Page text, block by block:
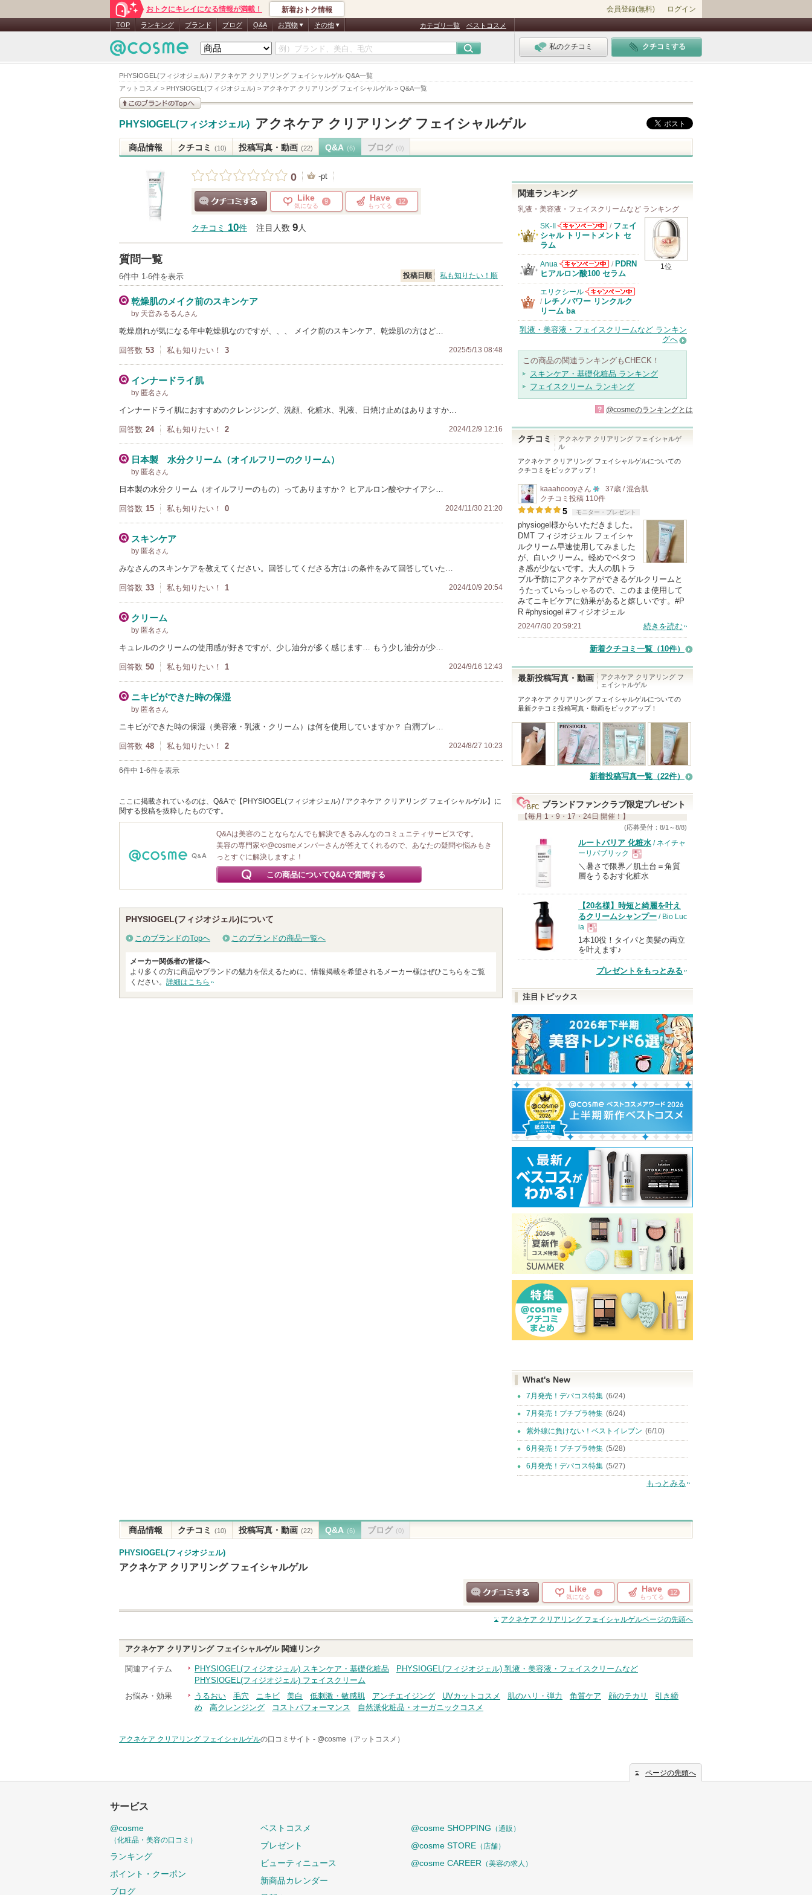
PHYSIOGEL(フィジオジェル) / アクネケア クリアリング フェイシャルゲル Q&A一覧
アットコスメ > PHYSIOGEL(フィジオジェル) > アクネケア クリアリング フェイシャルゲル > Q&A一覧
おトクにキレイになる情報が満載！ 新着おトク情報 会員登録(無料) ログイン
TOP ランキング ブランド ブログ Q&A お買物 その他 カテゴリ一覧 ベストコスメ
私のクチコミ クチコミする
PHYSIOGEL(フィジオジェル) アクネケア クリアリング フェイシャルゲル
商品情報 クチコミ (10) 投稿写真・動画 (22) Q&A (6) ブログ (0)
0 -pt
Like
気になる
9 Have
もってる
12
クチコミ 10件 注目人数 9人
質問一覧
6件中 1-6件を表示 投稿日順 私も知りたい！順
乾燥肌のメイク前のスキンケア
by 天音みるるんさん
乾燥崩れが気になる年中乾燥肌なのですが、、、 メイク前のスキンケア、乾燥肌の方はど…
回答数 53 私も知りたい！ 3 2025/5/13 08:48
インナードライ肌
by 匿名 さん
インナードライ肌におすすめのクレンジング、洗顔、化粧水、乳液、日焼け止めはありますか…
回答数 24 私も知りたい！ 2 2024/12/9 12:16
日本製 水分クリーム（オイルフリーのクリーム）
by 匿名 さん
日本製の水分クリーム（オイルフリーのもの）ってありますか？ ヒアルロン酸やナイアシ…
回答数 15 私も知りたい！ 0 2024/11/30 21:20
スキンケア
by 匿名 さん
みなさんのスキンケアを教えてください。回答してくださる方は↓の条件をみて回答していた…
回答数 33 私も知りたい！ 1 2024/10/9 20:54
クリーム
by 匿名 さん
キュレルのクリームの使用感が好きですが、少し油分が多く感じます… もう少し油分が少…
回答数 50 私も知りたい！ 1 2024/9/16 12:43
ニキビができた時の保湿
by 匿名 さん
ニキビができた時の保湿（美容液・乳液・クリーム）は何を使用していますか？ 白潤プレ…
回答数 48 私も知りたい！ 2 2024/8/27 10:23
6件中 1-6件を表示
ここに掲載されているのは、Q&Aで【PHYSIOGEL(フィジオジェル) / アクネケア クリアリング フェイシャルゲル】に
関する投稿を抜粋したものです。
Q&Aは美容のことならなんでも解決できるみんなのコミュニティサービスです。
美容の専門家や@cosmeメンバーさんが答えてくれるので、あなたの疑問や悩みもき
っとすぐに解決しますよ！
この商品についてQ&Aで質問する
PHYSIOGEL(フィジオジェル)について
このブランドのTopへ このブランドの商品一覧へ
メーカー関係者の皆様へ
より多くの方に商品やブランドの魅力を伝えるために、情報掲載を希望されるメーカー様はぜひこちらをご覧
ください。 詳細はこちら
関連ランキング
乳液・美容液・フェイスクリームなど ランキング
1位
SK-II
SK-IIからのお
/ フェイ
シャル トリートメント セ
ラム
Anua
Anuaからのお
知らせがありま
す
/ PDRN
ヒアルロン酸100 セラム
エリクシール
エリクシールか
/ レチノパワー リンクルク
リーム ba
乳液・美容液・フェイスクリームなど ランキン
グへ
この商品の関連ランキングもCHECK！
スキンケア・基礎化粧品 ランキング
フェイスクリーム ランキング
? @cosmeのランキングとは
クチコミ
アクネケア クリアリング フェイシャルゲ
ル
アクネケア クリアリング フェイシャルゲルについての
クチコミをピックアップ！
kaaahoooyさん
10
人
以
上
の
メ
ン
バ
ー
お
に
入
り
録
さ
て
ま
す
37歳 / 混合肌
クチコミ投稿 110件
5 モニター・プレゼント
physiogel様からいただきました。
DMT フィジオジェル フェイシャ
ルクリーム早速使用してみました
が、白いクリーム。軽めでベタつ
き感が少ないです。大人の肌トラ
ブル予防にアクネケアができるゲルクリームと
うたっていらっしゃるので、このまま使用して
みてニキビケアに効果があると嬉しいです。#P
R #physiogel #フィジオジェル
2024/7/30 20:59:21 続きを読む
新着クチコミ一覧 （10件）
最新投稿写真・動画
アクネケア クリアリング フ
ェイシャルゲル
アクネケア クリアリング フェイシャルゲルについての
最新クチコミ投稿写真・動画をピックアップ！
新着投稿写真一覧（22件）
ブランドファンクラブ限定プレゼント
【毎月 1・9・17・24日 開催！】
(応募受付：8/1～8/8)
ルートバリア 化粧水 / ネイチャ
ーリパブリック
現
品
＼暑さで限界／肌土台＝角質
層をうるおす化粧水
【20名様】時短と綺麗を叶え
るクリームシャンプー / Bio Luc
ia
現
1本10役！タイパと美髪の両立
を叶えます♪
プレゼントをもっとみる
注目トピックス
What's New
7月発売！デパコス特集 (6/24)
7月発売！プチプラ特集 (6/24)
紫外線に負けない！ベストイレブン (6/10)
6月発売！プチプラ特集 (5/28)
6月発売！デパコス特集 (5/27)
もっとみる
商品情報 クチコミ (10) 投稿写真・動画 (22) Q&A (6) ブログ (0)
PHYSIOGEL(フィジオジェル)
アクネケア クリアリング フェイシャルゲル
クチコミする
Like
気になる
9 Have
もってる
12
アクネケア クリアリング フェイシャルゲルページの先頭へ
アクネケア クリアリング フェイシャルゲル関連リンク
関連アイテム PHYSIOGEL(フィジオジェル) スキンケア・基礎化粧品
PHYSIOGEL(フィジオジェル) 乳液・美容液・フェイスクリームなど
PHYSIOGEL(フィジオジェル) フェイスクリーム
お悩み・効果
うるおい 毛穴 ニキビ 美白 低刺激・敏感肌 アンチエイジング UVカットコスメ 肌のハリ・弾力 角質ケア 顔のテカリ
引き締
め
高クレンジング コストパフォーマンス 自然派化粧品・オーガニックコスメ
アクネケア クリアリング フェイシャルゲルの口コミサイト - @cosme（アットコスメ）
ページの先頭へ
サービス
@cosme
（化粧品・美容の口コミ）
ランキング
ポイント・クーポン
ブログ
ベストコスメ
プレゼント
ビューティニュース
新商品カレンダー
@cosme SHOPPING （通販）
@cosme STORE （店舗）
@cosme CAREER （美容の求人）